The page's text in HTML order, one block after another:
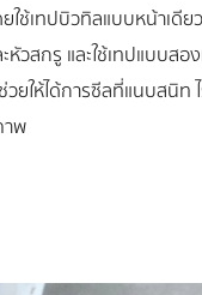
ช้เทปบิวทิลแบบหน้าเดีย
สกรู และใช้เทปแบบสอ
ให้ได้การซีลที่แนบสนิท
าพ